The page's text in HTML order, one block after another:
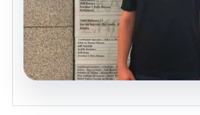
05.08.2026